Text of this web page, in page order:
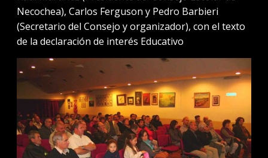
Necochea), Carlos Ferguson y Pedro Barbieri
(Secretario del Consejo y organizador), con el texto
de la declaración de interés Educativo